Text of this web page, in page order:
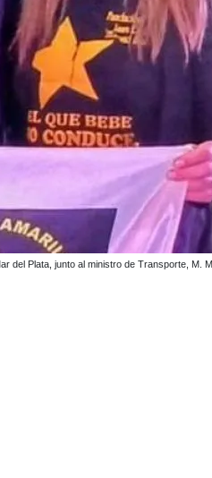
del Plata, junto al ministro de Transporte, M.